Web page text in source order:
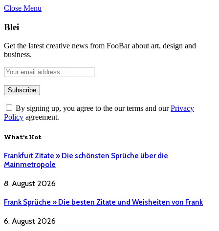
Close Menu
Blei
Get the latest creative news from FooBar about art, design and
business.
By signing up, you agree to the our terms and ourPrivacy
Policy agreement.
What's Hot
Frankfurt Zitate » Die schönsten Sprüche über die
Mainmetropole
8. August 2026
Frank Sprüche » Die besten Zitate und Weisheiten von Frank
6. August 2026